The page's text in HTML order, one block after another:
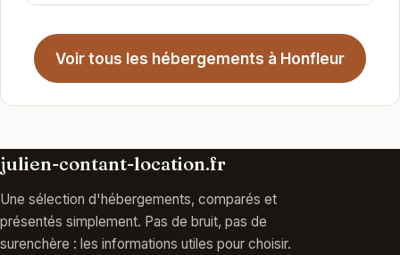
Voir tous les hébergements à Honfleur
julien-contant-location.fr
Une sélection d'hébergements, comparés et
présentés simplement. Pas de bruit, pas de
surenchère : les informations utiles pour choisir.